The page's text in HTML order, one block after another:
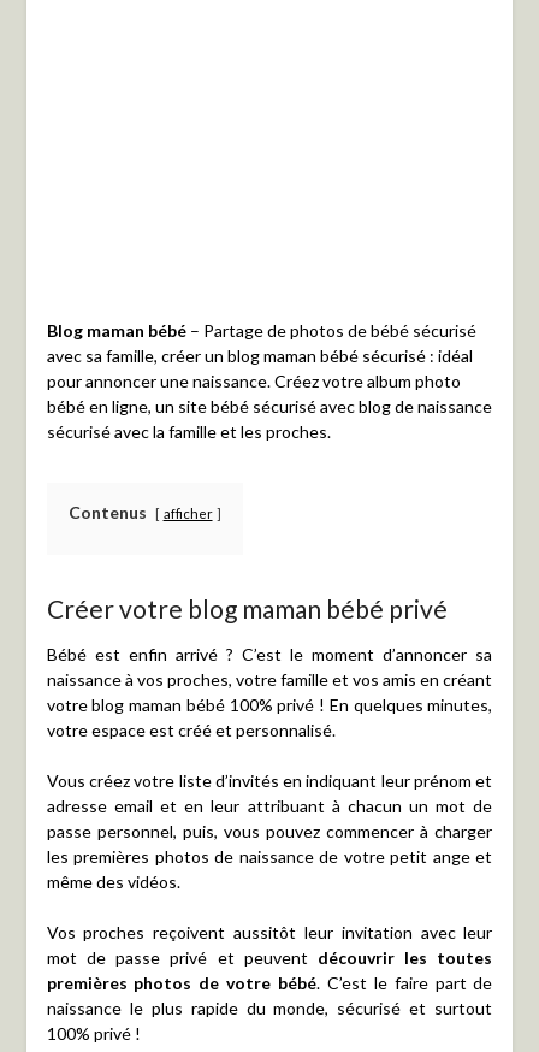
Blog maman bébé– Partage de photos de bébé sécurisé
avec sa famille, créer un blog maman bébé sécurisé : idéal
pour annoncer une naissance. Créez votre album photo
bébé en ligne, un site bébé sécurisé avec blog de naissance
sécurisé avec la famille et les proches.
Contenus afficher
Créer votre blog maman bébé privé
Bébé est enfin arrivé ? C’est le moment d’annoncer sa
naissance à vos proches, votre famille et vos amis en créant
votre blog maman bébé 100% privé ! En quelques minutes,
votre espace est créé et personnalisé.
Vous créez votre liste d’invités en indiquant leur prénom et
adresse email et en leur attribuant à chacun un mot de
passe personnel, puis, vous pouvez commencer à charger
les premières photos de naissance de votre petit ange et
même des vidéos.
Vos proches reçoivent aussitôt leur invitation avec leur
mot de passe privé et peuvent découvrir les toutes
premières photos de votre bébé. C’est le faire part de
naissance le plus rapide du monde, sécurisé et surtout
100% privé !